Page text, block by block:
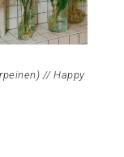
) // Happy